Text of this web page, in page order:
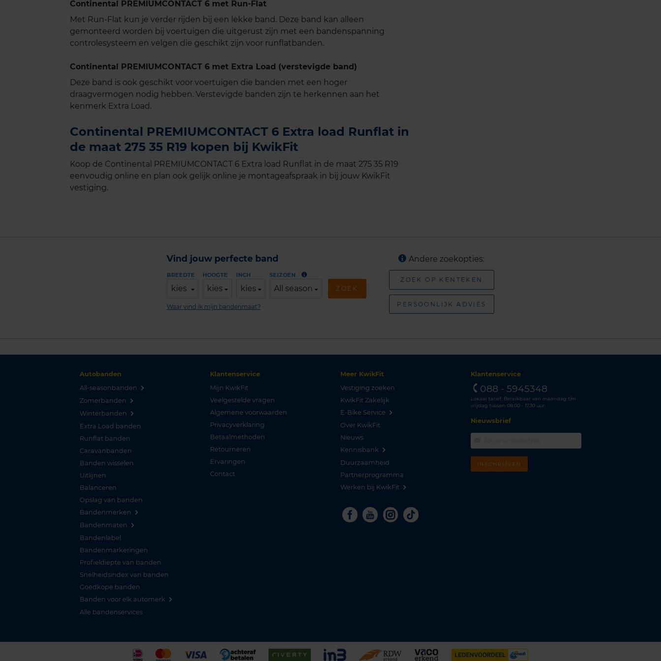
Continental PREMIUMCONTACT 6 met Run-Flat
Met Run-Flat kun je verder rijden bij een lekke band. Deze band kan alleen
gemonteerd worden bij voertuigen die uitgerust zijn met een bandenspanning
controlesysteem en velgen die geschikt zijn voor runflatbanden.
Continental PREMIUMCONTACT 6 met Extra Load (verstevigde band)
Deze band is ook geschikt voor voertuigen die banden met een hoger
draagvermogen nodig hebben. Verstevigde banden zijn te herkennen aan het
kenmerk Extra Load.
Continental PREMIUMCONTACT 6 Extra load Runflat in
de maat 275 35 R19 kopen bij KwikFit
Koop de Continental PREMIUMCONTACT 6 Extra load Runflat in de maat 275 35 R19
eenvoudig online en plan ook gelijk online je montageafspraak in bij jouw KwikFit
vestiging.
Vind jouw perfecte band
BREEDTE
kies
HOOGTE
kies
INCH
kies
SEIZOEN
All season ZOEK
Waar vind ik mijn bandenmaat?
Andere zoekopties:
ZOEK OP KENTEKEN
PERSOONLIJK ADVIES
Autobanden
All-seasonbanden
Zomerbanden
Winterbanden
Extra Load banden
Runflat banden
Caravanbanden
Banden wisselen
Uitlijnen
Balanceren
Opslag van banden
Bandenmerken
Bandenmaten
Bandenlabel
Bandenmarkeringen
Profieldiepte van banden
Snelheidsindex van banden
Goedkope banden
Banden voor elk automerk
Alle bandenservices
Klantenservice
Mijn KwikFit
Veelgestelde vragen
Algemene voorwaarden
Privacyverklaring
Betaalmethoden
Retourneren
Ervaringen
Contact
Meer KwikFit
Vestiging zoeken
KwikFit Zakelijk
E-Bike Service
Over KwikFit
Nieuws
Kennisbank
Duurzaamheid
Partnerprogramma
Werken bij KwikFit
Facebook
YoutubeInstagram
Tiktok
Klantenservice
088 - 5945348
Lokaal tarief. Bereikbaar van maandag t/m
vrijdag tussen 08.00 - 17.30 uur.
Nieuwsbrief
INSCHRIJVEN